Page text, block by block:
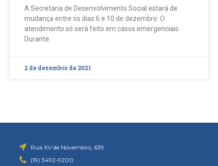
A Secretaria de Desenvolvimento Social estará de
mudança entre os dias 6 e 10 de dezembro. O
atendimento só será feito em casos emergenciais.
Durante
2 de dezembro de 2021
Rua XV de Novembro, 639
(19) 3492-9200